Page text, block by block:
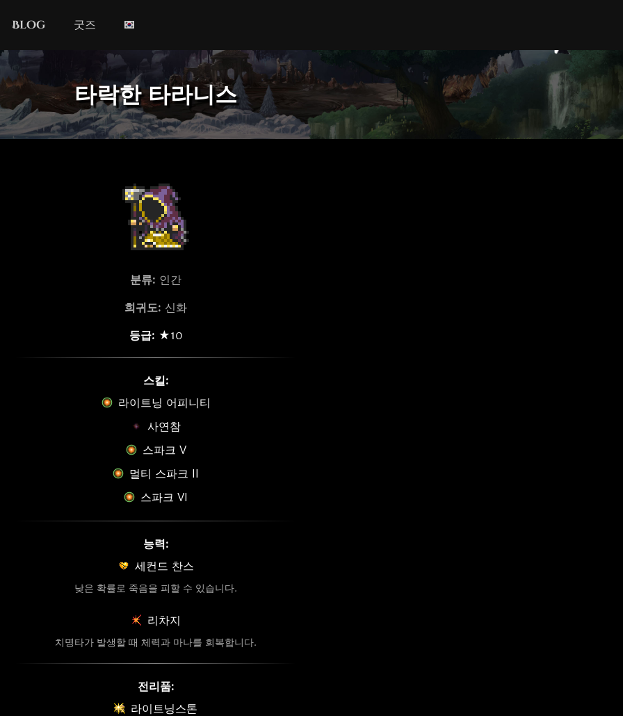
Blog 굿즈
타락한 타라니스
분류: 인간
희귀도: 신화
등급: ★10
스킬:
라이트닝 어피니티
사연참
스파크 V
멀티 스파크 II
스파크 VI
능력:
세컨드 찬스
낮은 확률로 죽음을 피할 수 있습니다.
리차지
치명타가 발생할 때 체력과 마나를 회복합니다.
전리품:
라이트닝스톤